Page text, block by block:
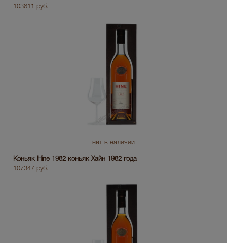
103811 руб.
нет в наличии
Коньяк Hine 1982 коньяк Хайн 1982 года
107347 руб.